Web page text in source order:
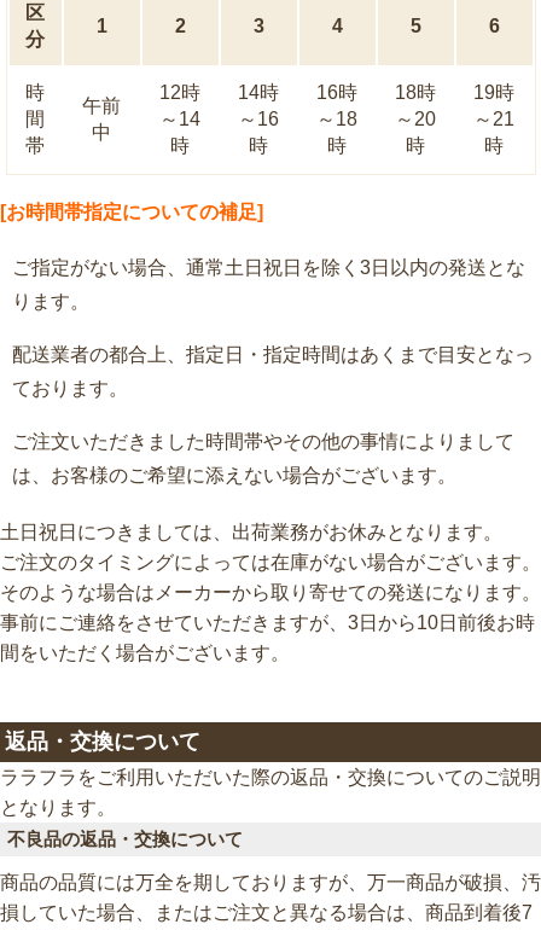
区
分
1 2 3 4 5 6
時
間
帯
午前
中
12時
～14
時
14時
～16
時
16時
～18
時
18時
～20
時
19時
～21
時
[お時間帯指定についての補足]
ご指定がない場合、通常土日祝日を除く3日以内の発送とな
ります。
配送業者の都合上、指定日・指定時間はあくまで目安となっ
ております。
ご注文いただきました時間帯やその他の事情によりまして
は、お客様のご希望に添えない場合がございます。
土日祝日につきましては、出荷業務がお休みとなります。
ご注文のタイミングによっては在庫がない場合がございます。
そのような場合はメーカーから取り寄せての発送になります。
事前にご連絡をさせていただきますが、3日から10日前後お時
間をいただく場合がございます。
返品・交換について
ララフラをご利用いただいた際の返品・交換についてのご説明
となります。
不良品の返品・交換について
商品の品質には万全を期しておりますが、万一商品が破損、汚
損していた場合、またはご注文と異なる場合は、商品到着後7